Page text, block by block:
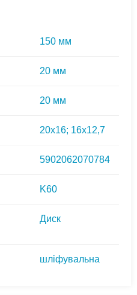
150 мм
20 мм
20 мм
20x16; 16х12,7
5902062070784
K60
Диск
шліфувальна